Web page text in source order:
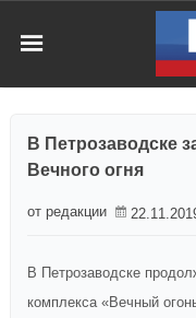
В Петрозаводске
Вечного огня
от редакции
В Петрозаводске
комплекса «Вечный